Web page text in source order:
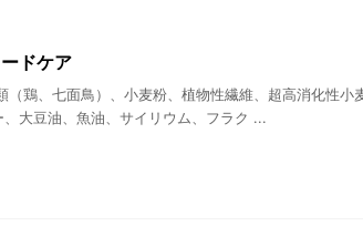
ドケア
鶏、七面鳥）、小麦粉、植物性繊維、超高消化性小
大豆油、魚油、サイリウム、フラク ...